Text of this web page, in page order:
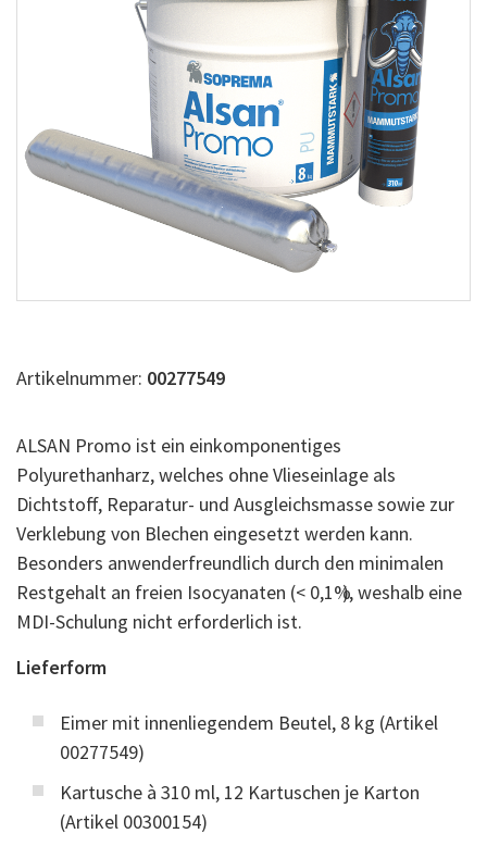
Artikelnummer: 00277549
ALSAN Promo ist ein einkomponentiges
Polyurethanharz, welches ohne Vlieseinlage als
Dichtstoff, Reparatur- und Ausgleichsmasse sowie zur
Verklebung von Blechen eingesetzt werden kann.
Besonders anwenderfreundlich durch den minimalen
Restgehalt an freien Isocyanaten (< 0,1%), weshalb eine
MDI-Schulung nicht erforderlich ist.
Lieferform
Eimer mit innenliegendem Beutel, 8 kg (Artikel
00277549)
Kartusche à 310 ml, 12 Kartuschen je Karton
(Artikel 00300154)